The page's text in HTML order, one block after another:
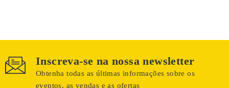
Inscreva-se na nossa newsletter
Obtenha todas as últimas informações sobre os
eventos, as vendas e as ofertas